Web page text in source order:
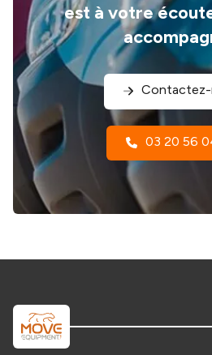
est à votre
03 20 56